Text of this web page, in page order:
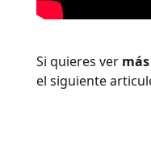
Si quieres ver
el siguiente